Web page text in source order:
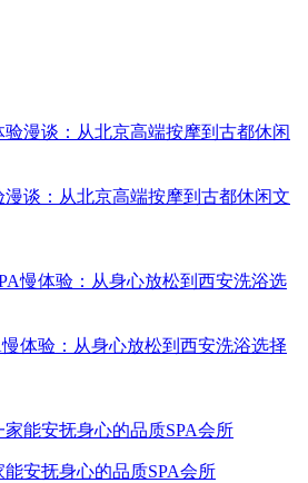
谈：从北京高端按摩到古都休闲文
体验：从身心放松到西安洗浴选择
安抚身心的品质SPA会所